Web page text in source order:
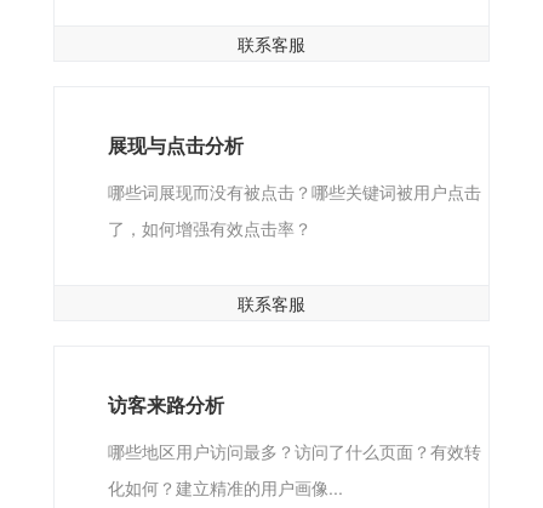
联系客服
展现与点击分析
哪些词展现而没有被点击？哪些关键词被用户点击
了，如何增强有效点击率？
联系客服
访客来路分析
哪些地区用户访问最多？访问了什么页面？有效转
化如何？建立精准的用户画像...